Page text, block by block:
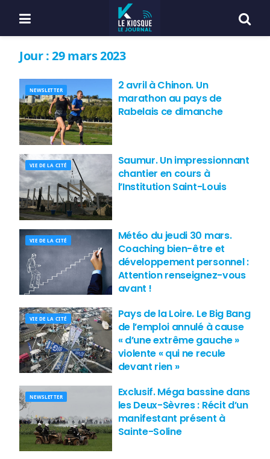
Jour :29 mars 2023
NEWSLETTER
2 avril à Chinon. Un
marathon au pays de
Rabelais ce dimanche
VIE DE LA CITÉ
Saumur. Un impressionnant
chantier en cours à
l’Institution Saint-Louis
VIE DE LA CITÉ
Météo du jeudi 30 mars.
Coaching bien-être et
développement personnel :
Attention renseignez-vous
avant !
VIE DE LA CITÉ
Pays de la Loire. Le Big Bang
de l’emploi annulé à cause
« d’une extrême gauche »
violente « qui ne recule
devant rien »
NEWSLETTER
Exclusif. Méga bassine dans
les Deux-Sèvres : Récit d’un
manifestant présent à
Sainte-Soline